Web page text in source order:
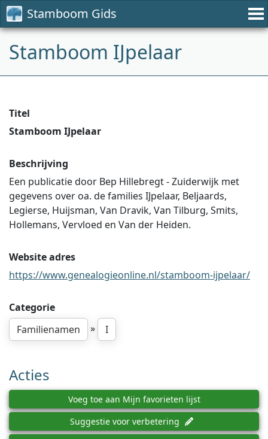
Stamboom Gids
Stamboom IJpelaar
Titel
Stamboom IJpelaar
Beschrijving
Een publicatie door Bep Hillebregt - Zuiderwijk met
gegevens over oa. de families IJpelaar, Beljaards,
Legierse, Huijsman, Van Dravik, Van Tilburg, Smits,
Hollemans, Vervloed en Van der Heiden.
Website adres
https://www.genealogieonline.nl/stamboom-ijpelaar/
Categorie
Familienamen
» I
Acties
Voeg toe aan Mijn favorieten lijst
Suggestie voor verbetering